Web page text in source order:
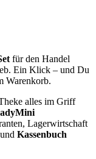
für den Handel
Ein Klick – und Du
Warenkorb.
alles im Griff
Lagerwirtschaft
Kassenbuch